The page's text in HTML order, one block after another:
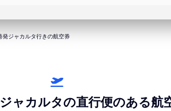
発ジャカルタ行きの航空券
ャカルタの直行便のある航